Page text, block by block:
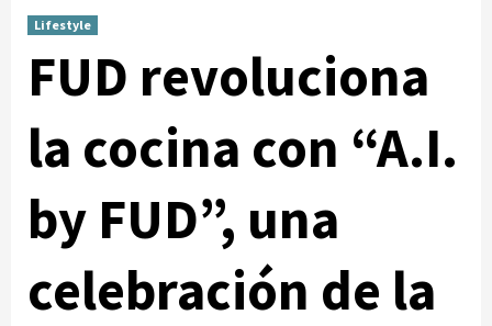
Lifestyle
FUD revoluciona
la cocina con “A.I.
by FUD”, una
celebración de la